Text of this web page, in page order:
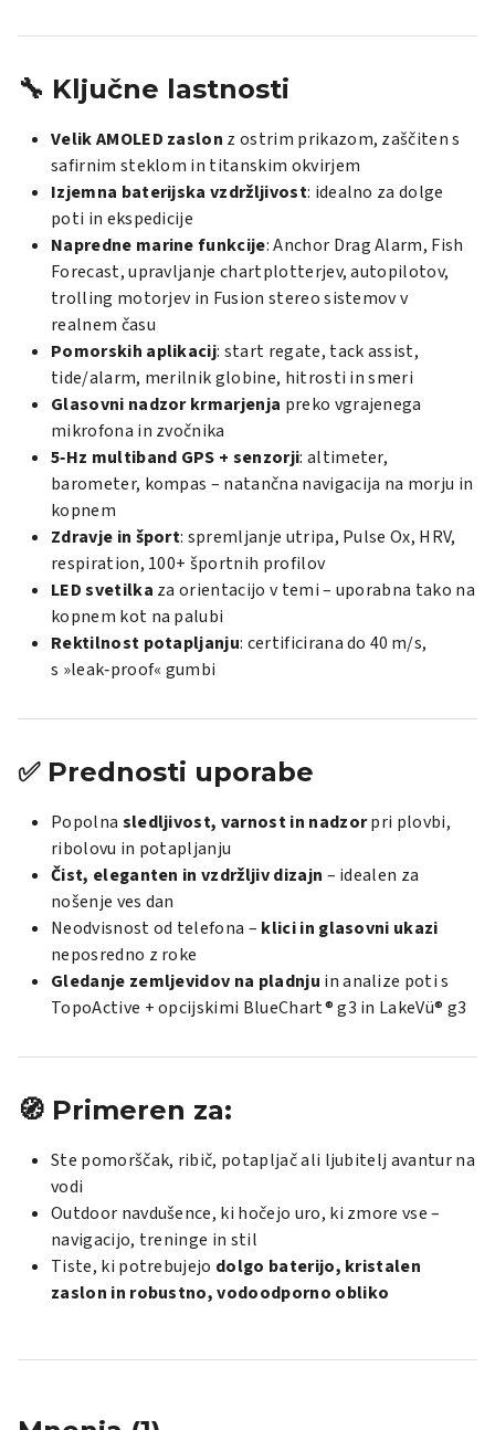
🔧 Ključne lastnosti
Velik AMOLED zaslon z ostrim prikazom, zaščiten s
safirnim steklom in titanskim okvirjem
Izjemna baterijska vzdržljivost: idealno za dolge
poti in ekspedicije
Napredne marine funkcije: Anchor Drag Alarm, Fish
Forecast, upravljanje chartplotterjev, autopilotov,
trolling motorjev in Fusion stereo sistemov v
realnem času
Pomorskih aplikacij: start regate, tack assist,
tide/alarm, merilnik globine, hitrosti in smeri
Glasovni nadzor krmarjenja preko vgrajenega
mikrofona in zvočnika
5‑Hz multiband GPS + senzorji: altimeter,
barometer, kompas – natančna navigacija na morju in
kopnem
Zdravje in šport: spremljanje utripa, Pulse Ox, HRV,
respiration, 100+ športnih profilov
LED svetilka za orientacijo v temi – uporabna tako na
kopnem kot na palubi
Rektilnost potapljanju: certificirana do 40 m/s,
s »leak‑proof« gumbi
✅ Prednosti uporabe
Popolna sledljivost, varnost in nadzorpri plovbi,
ribolovu in potapljanju
Čist, eleganten in vzdržljiv dizajn – idealen za
nošenje ves dan
Neodvisnost od telefona – klici in glasovni ukazi
neposredno z roke
Gledanje zemljevidov na pladnju in analize poti s
TopoActive + opcijskimi BlueChart® g3 in LakeVü® g3
🧭 Primeren za:
Ste pomorščak, ribič, potapljač ali ljubitelj avantur na
vodi
Outdoor navdušence, ki hočejo uro, ki zmore vse –
navigacijo, treninge in stil
Tiste, ki potrebujejo dolgo baterijo, kristalen
zaslon in robustno, vodoodporno obliko